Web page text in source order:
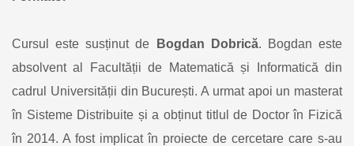
Cursul este susținut de Bogdan Dobrică. Bogdan este
absolvent al Facultății de Matematică și Informatică din
cadrul Universității din București. A urmat apoi un masterat
în Sisteme Distribuite și a obținut titlul de Doctor în Fizică
în 2014. A fost implicat în proiecte de cercetare care s-au